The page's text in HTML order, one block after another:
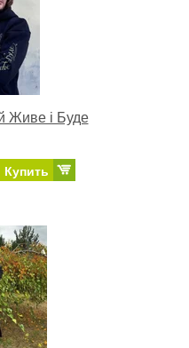
Живе і Буде
Купить